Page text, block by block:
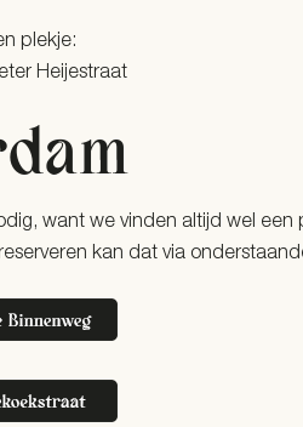
plekje:
Heijestraat
want we vinden altijd wel een
kan dat via